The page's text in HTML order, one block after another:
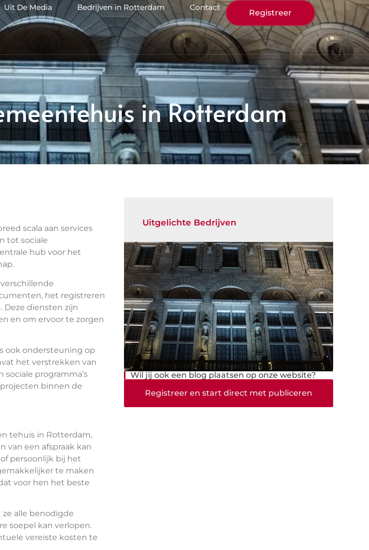
Uit De Media Bedrijven in Rotterdam Contact
Registreer
in Rotterdam
scala aan services
tot sociale
hub voor het
het registreren
Deze diensten zijn
en om ervoor te zorgen
ook ondersteuning op
het verstrekken van
programma’s
binnen de
tehuis in Rotterdam,
van een afspraak kan
persoonlijk bij het
te maken
voor hen het beste
alle benodigde
soepel kan verlopen.
vereiste kosten te
Uitgelichte Bedrijven
Wil jij ook een blog plaatsen op onze website?
Registreer en start direct met publiceren